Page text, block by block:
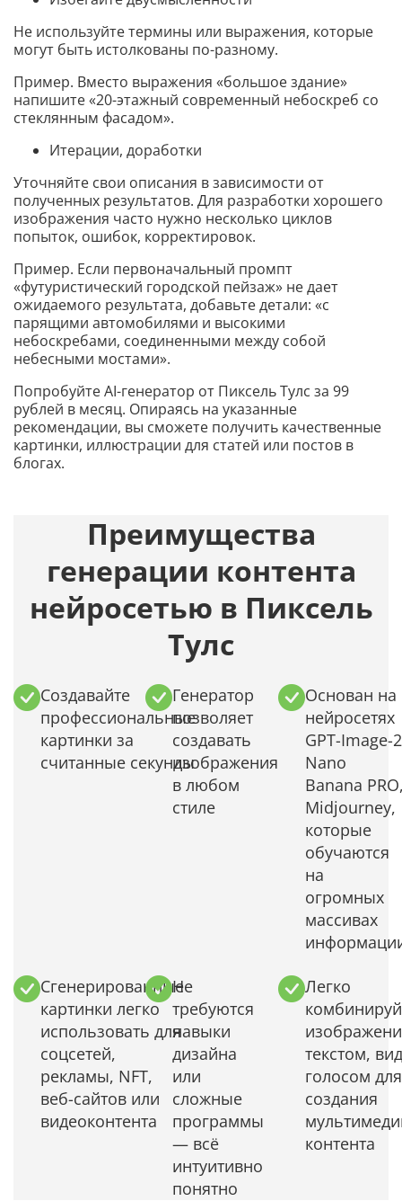
Не используйте термины или выражения, которые
могут быть истолкованы по-разному.
Пример. Вместо выражения «большое здание»
напишите «20-этажный современный небоскреб со
стеклянным фасадом».
Итерации, доработки
Уточняйте свои описания в зависимости от
полученных результатов. Для разработки хорошего
изображения часто нужно несколько циклов
попыток, ошибок, корректировок.
Пример. Если первоначальный промпт
«футуристический городской пейзаж» не дает
ожидаемого результата, добавьте детали: «с
парящими автомобилями и высокими
небоскребами, соединенными между собой
небесными мостами».
Попробуйте AI-генератор от Пиксель Тулс за 99
рублей в месяц. Опираясь на указанные
рекомендации, вы сможете получить качественные
картинки, иллюстрации для статей или постов в
блогах.
Преимущества
генерации контента
нейросетью в Пиксель
Тулс
Создавайте
профессиональные
картинки за
считанные секунды
Генератор
позволяет
создавать
изображения
в любом
стиле
Основан на
нейросетях
GPT-Image-
Nano
Banana
Midjourney,
которые
обучаются
на
огромных
массивах
Сгенерированные
картинки легко
использовать для
соцсетей,
рекламы, NFT,
веб-сайтов или
видеоконтента
Не
требуются
навыки
дизайна
или
сложные
программы
— всё
интуитивно
понятно
Легко
текстом,
голосом для
создания
контента